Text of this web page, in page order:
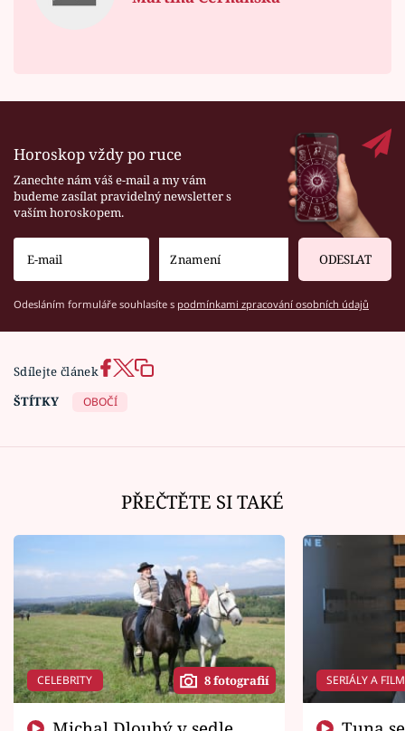
Horoskop vždy po ruce
Zanechte nám váš e-mail a my vám
budeme zasílat pravidelný newsletter s
vaším horoskopem.
ODESLAT
Odesláním formuláře souhlasíte s podmínkami zpracování osobních údajů
Sdílejte článek
ŠTÍTKY
OBOČÍ
PŘEČTĚTE SI TAKÉ
CELEBRITY 8 fotografií SERIÁLY A